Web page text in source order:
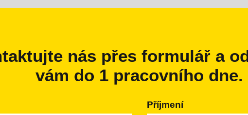
nás přes formulář a
vám do 1 pracovního dne.
Příjmení